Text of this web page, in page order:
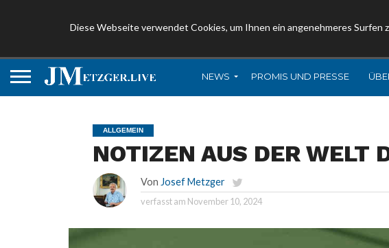
Diese Webseite verwendet Cookies, um Ihnen ein angenehmeres Surfen
NEWS PROMIS UND PRESSE
ALLGEMEIN
NOTIZEN AUS DER WELT
Von Josef Metzger
verfasst am November 10, 2024